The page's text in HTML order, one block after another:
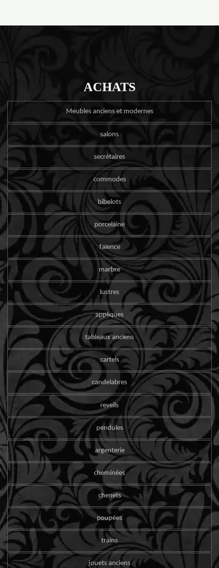
ACHATS
Meubles anciens et modernes
salons
secrétaires
commodes
bibelots
porcelaine
faïence
marbre
lustres
appliques
tableaux anciens
cartels
candelabres
reveils
pendules
argenterie
cheminées
chenets
poupées
trains
jouets anciens